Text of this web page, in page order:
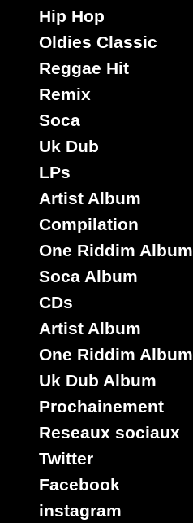
Hip Hop
Oldies Classic
Reggae Hit
Remix
Soca
Uk Dub
LPs
Artist Album
Compilation
One Riddim Album
Soca Album
CDs
Artist Album
One Riddim Album
Uk Dub Album
Prochainement
Reseaux sociaux
Twitter
Facebook
instagram